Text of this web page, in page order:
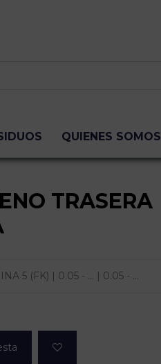
QUIENES SOMOS
TRASERA
5 (FK) | 0.05 - ... | 0.05 - ...